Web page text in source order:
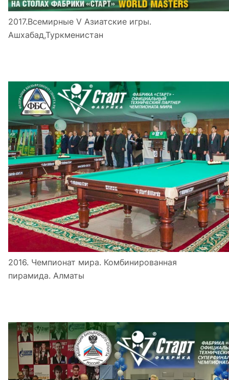
2017.Всемирные V Азиатские игры.
Ашхабад,Туркменистан
2016. Чемпионат мира. Комбинированная
пирамида. Алматы